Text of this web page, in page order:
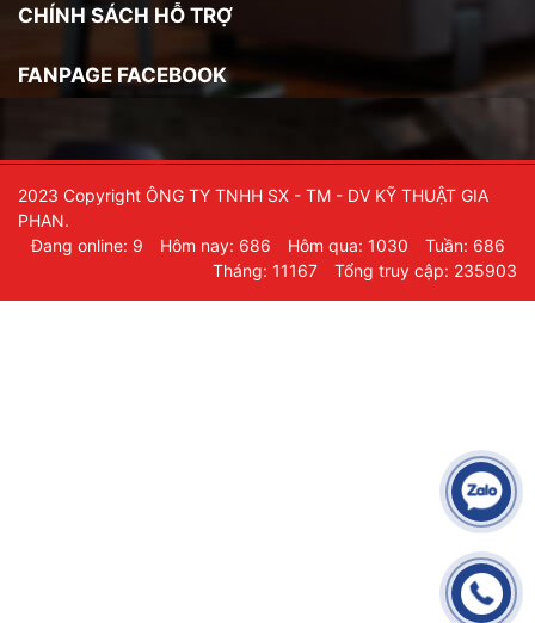
CHÍNH SÁCH HỖ TRỢ
FANPAGE FACEBOOK
2023 Copyright ÔNG TY TNHH SX - TM - DV KỸ THUẬT GIA
PHAN.
Đang online: 9
Hôm nay: 686 Hôm qua: 1030
Tuần: 686
Tháng: 11167
Tổng truy cập: 235903